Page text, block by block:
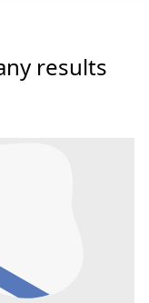
results